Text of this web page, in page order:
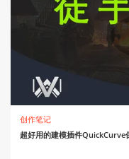
创作笔记
超好用的建模插件QuickCurve